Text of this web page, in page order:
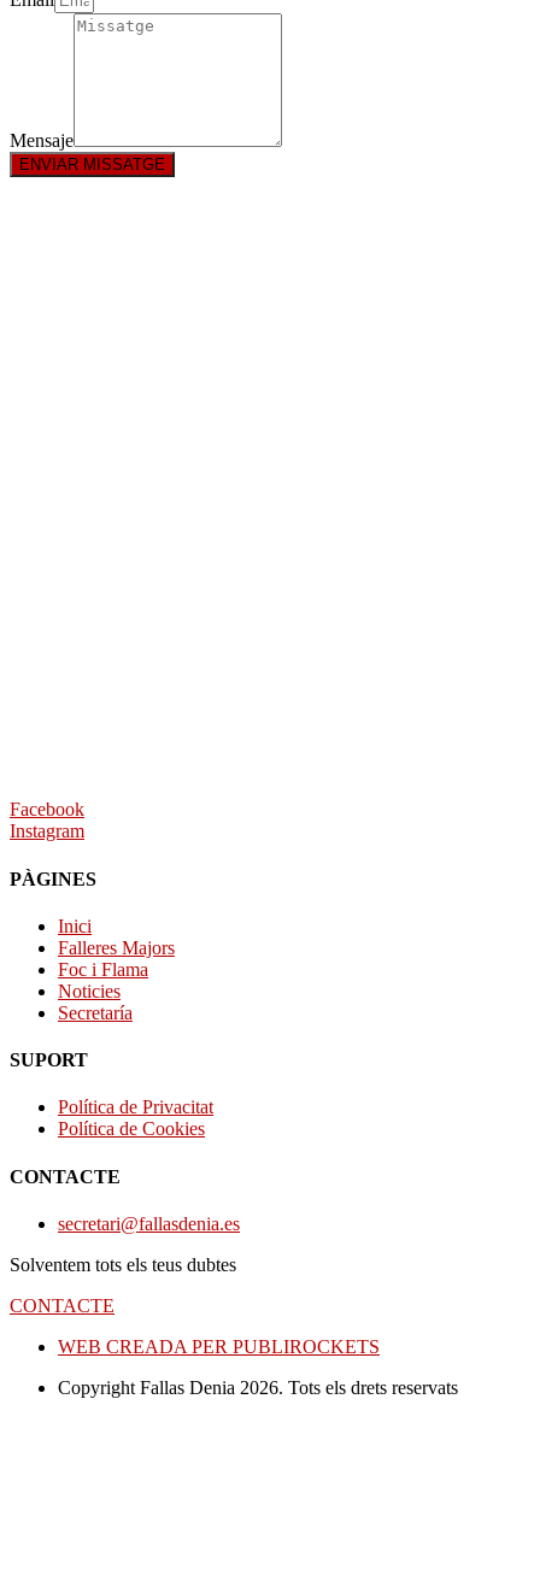
Mensaje
ENVIAR MISSATGE
Facebook
Instagram
PÀGINES
Inici
Falleres Majors
Foc i Flama
Noticies
Secretaría
SUPORT
Política de Privacitat
Política de Cookies
CONTACTE
secretari@fallasdenia.es
Solventem tots els teus dubtes
CONTACTE
WEB CREADA PER PUBLIROCKETS
Copyright Fallas Denia 2026. Tots els drets reservats